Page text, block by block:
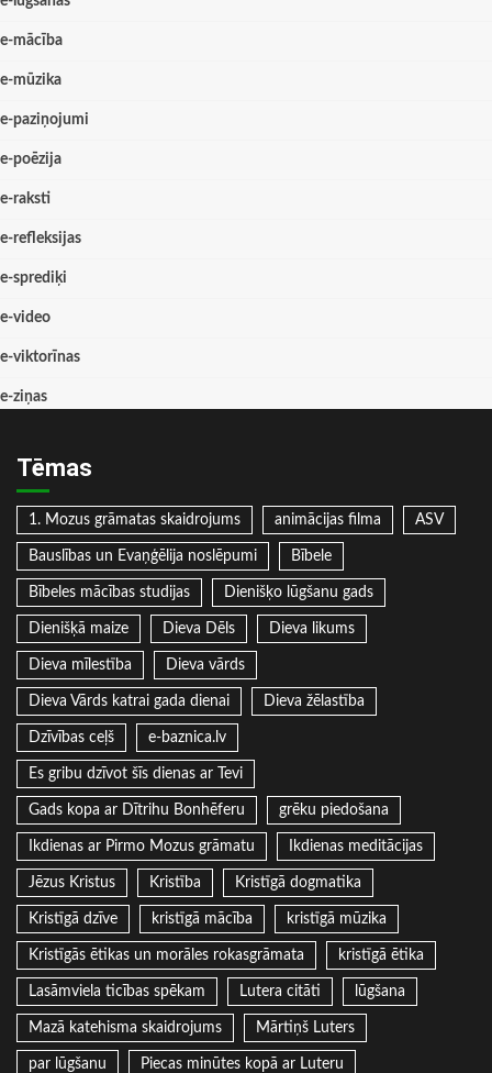
e-mācība
e-mūzika
e-paziņojumi
e-poēzija
e-raksti
e-refleksijas
e-sprediķi
e-video
e-viktorīnas
e-ziņas
Tēmas
1. Mozus grāmatas skaidrojums animācijas filma ASV
Bauslības un Evaņģēlija noslēpumi Bībele
Bībeles mācības studijas Dienišķo lūgšanu gads
Dienišķā maize Dieva Dēls Dieva likums
Dieva mīlestība Dieva vārds
Dieva Vārds katrai gada dienai Dieva žēlastība
Dzīvības ceļš e-baznica.lv
Es gribu dzīvot šīs dienas ar Tevi
Gads kopa ar Dītrihu Bonhēferu grēku piedošana
Ikdienas ar Pirmo Mozus grāmatu Ikdienas meditācijas
Jēzus Kristus Kristība Kristīgā dogmatika
Kristīgā dzīve kristīgā mācība kristīgā mūzika
Kristīgās ētikas un morāles rokasgrāmata kristīgā ētika
Lasāmviela ticības spēkam Lutera citāti lūgšana
Mazā katehisma skaidrojums Mārtiņš Luters
par lūgšanu Piecas minūtes kopā ar Luteru